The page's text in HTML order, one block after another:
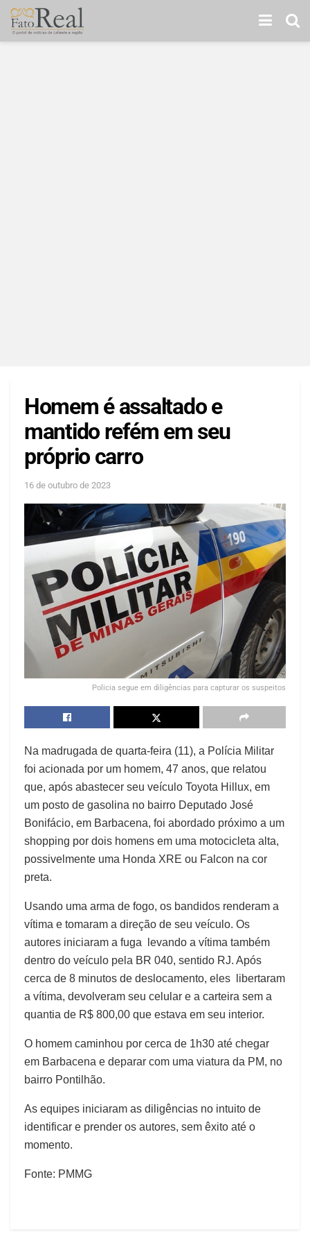
Homem é assaltado e
mantido refém em seu
próprio carro
16 de outubro de 2023
Policia segue em diligências para capturar os suspeitos
Na madrugada de quarta-feira (11), a Polícia Militar
foi acionada por um homem, 47 anos, que relatou
que, após abastecer seu veículo Toyota Hillux, em
um posto de gasolina no bairro Deputado José
Bonifácio, em Barbacena, foi abordado próximo a um
shopping por dois homens em uma motocicleta alta,
possivelmente uma Honda XRE ou Falcon na cor
preta.
Usando uma arma de fogo, os bandidos renderam a
vítima e tomaram a direção de seu veículo. Os
autores iniciaram a fuga levando a vítima também
dentro do veículo pela BR 040, sentido RJ. Após
cerca de 8 minutos de deslocamento, eles libertaram
a vítima, devolveram seu celular e a carteira sem a
quantia de R$ 800,00 que estava em seu interior.
O homem caminhou por cerca de 1h30 até chegar
em Barbacena e deparar com uma viatura da PM, no
bairro Pontilhão.
As equipes iniciaram as diligências no intuito de
identificar e prender os autores, sem êxito até o
momento.
Fonte: PMMG